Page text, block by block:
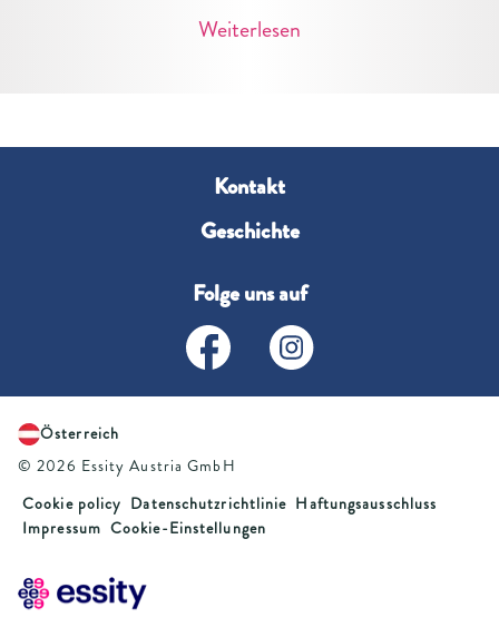
Weiterlesen
Kontakt
Geschichte
Folge uns auf
Österreich
© 2026 Essity Austria GmbH
Cookie policy Datenschutzrichtlinie Haftungsausschluss
Impressum Cookie-Einstellungen